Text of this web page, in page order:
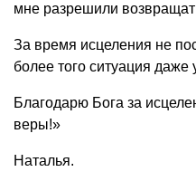
мне разрешили
За время исцеления не
более того ситуация даже
Благодарю Бога за
веры!»
Наталья.